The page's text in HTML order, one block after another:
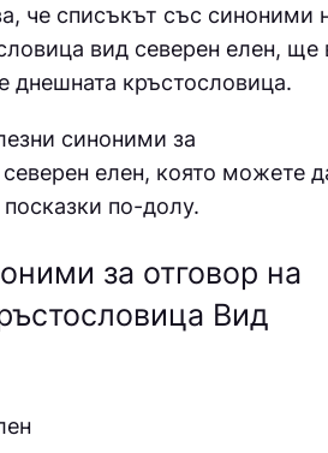
че списъкът със синоними
вид северен елен, ще
днешната кръстословица.
синоними за
елен, която можете
по-долу.
за отговор на
Вид